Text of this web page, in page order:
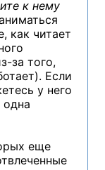
к нему
как читает
за того,
Если
у него
одна
еще